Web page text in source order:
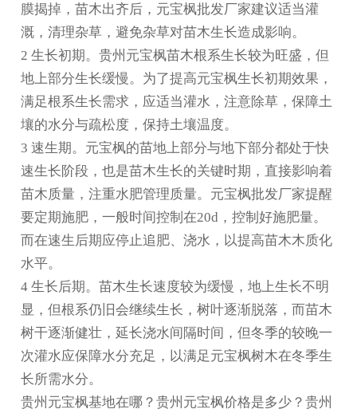
膜揭掉，苗木出齐后，元宝枫批发厂家建议适当灌
溉，清理杂草，避免杂草对苗木生长造成影响。
2 生长初期。贵州元宝枫苗木根系生长较为旺盛，但
地上部分生长缓慢。为了提高元宝枫生长初期效果，
满足根系生长需求，应适当灌水，注意除草，保障土
壤的水分与疏松度，保持土壤温度。
3 速生期。元宝枫的苗地上部分与地下部分都处于快
速生长阶段，也是苗木生长的关键时期，直接影响着
苗木质量，注重水肥管理质量。元宝枫批发厂家提醒
要定期施肥，一般时间控制在20d，控制好施肥量。
而在速生后期应停止追肥、浇水，以提高苗木木质化
水平。
4 生长后期。苗木生长速度较为缓慢，地上生长不明
显，但根系仍旧会继续生长，树叶逐渐脱落，而苗木
树干逐渐健壮，延长浇水间隔时间，但冬季的较晚一
次灌水应保障水分充足，以满足元宝枫树木在冬季生
长所需水分。
贵州元宝枫基地在哪？贵州元宝枫价格是多少？贵州